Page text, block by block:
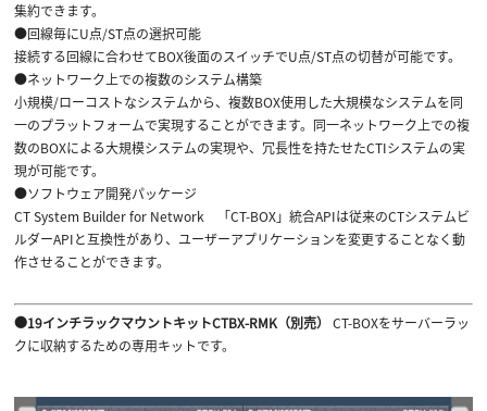
集約できます。
●回線毎にU点/ST点の選択可能
接続する回線に合わせてBOX後面のスイッチでU点/ST点の切替が可能です。
●ネットワーク上での複数のシステム構築
小規模/ローコストなシステムから、複数BOX使用した大規模なシステムを同
一のプラットフォームで実現することができます。同一ネットワーク上での複
数のBOXによる大規模システムの実現や、冗長性を持たせたCTIシステムの実
現が可能です。
●ソフトウェア開発パッケージ
CT System Builder for Network 「CT-BOX」統合APIは従来のCTシステムビ
ルダーAPIと互換性があり、ユーザーアプリケーションを変更することなく動
作させることができます。
●19インチラックマウントキットCTBX-RMK（別売） CT-BOXをサーバーラッ
クに収納するための専用キットです。